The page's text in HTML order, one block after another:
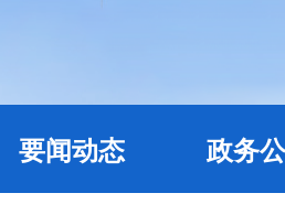
要闻动态 政务